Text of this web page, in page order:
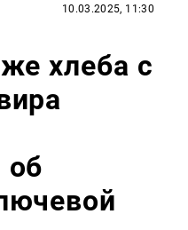
10.03.2025, 11:30
хлеба с
об